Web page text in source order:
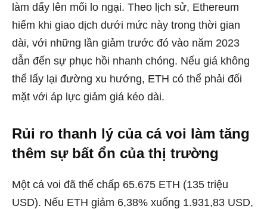
làm dấy lên mối lo ngại. Theo lịch sử, Ethereum
hiếm khi giao dịch dưới mức này trong thời gian
dài, với những lần giảm trước đó vào năm 2023
dẫn đến sự phục hồi nhanh chóng. Nếu giá không
thể lấy lại đường xu hướng, ETH có thể phải đối
mặt với áp lực giảm giá kéo dài.
Rủi ro thanh lý của cá voi làm tăng
thêm sự bất ổn của thị trường
Một cá voi đã thế chấp 65.675 ETH (135 triệu
USD). Nếu ETH giảm 6,38% xuống 1.931,83 USD,